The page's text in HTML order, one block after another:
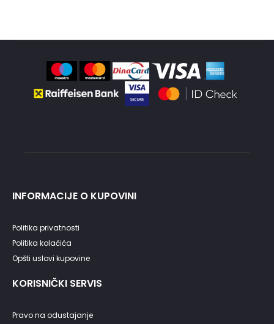
INFORMACIJE O KUPOVINI
Politika privatnosti
Politika kolačića
Opšti uslovi kupovine
KORISNIČKI SERVIS
Pravo na odustajanje